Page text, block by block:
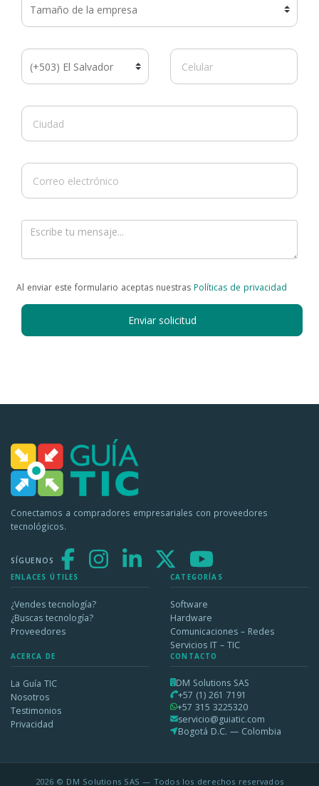
Al enviar este formulario aceptas nuestras Políticas de privacidad
Enviar solicitud
Conectamos a compradores empresariales con proveedores
tecnológicos.
SÍGUENOS
ENLACES ÚTILES
¿Vendes tecnología?
¿Buscas tecnología?
Proveedores
CATEGORÍAS
Software
Hardware
Comunicaciones – Redes
Servicios IT – TIC
ACERCA DE
La Guía TIC
Nosotros
Testimonios
Privacidad
CONTACTO
DM Solutions SAS
+57 (1) 261 7191
+57 315 3225320
servicio@guiatic.com
Bogotá D.C. — Colombia
2026 © DM Solutions SAS — Todos los derechos reservados